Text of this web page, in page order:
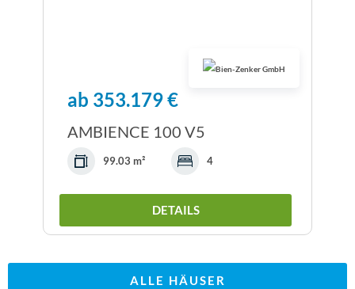
ab 353.179 €
AMBIENCE 100 V5
99.03 m² 4
DETAILS
ALLE HÄUSER